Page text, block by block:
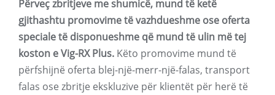
Përveç zbritjeve me shumicë, mund të ketë
gjithashtu promovime të vazhdueshme ose oferta
speciale të disponueshme që mund të ulin më tej
koston e Vig-RX Plus. Këto promovime mund të
përfshijnë oferta blej-një-merr-një-falas, transport
falas ose zbritje ekskluzive për klientët për herë të